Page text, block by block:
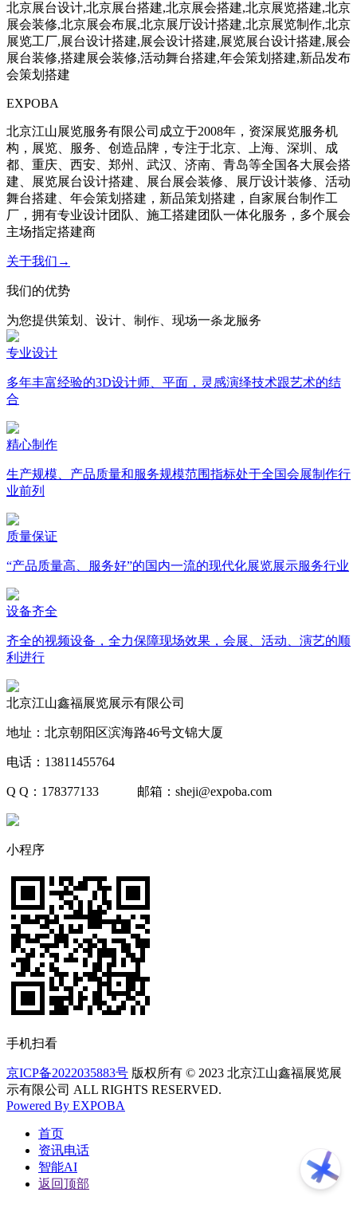
Customer first and professional first
北京展台设计,北京展台搭建,北京展会搭建,北京展览搭建,北京
展会装修,北京展会布展,北京展厅设计搭建,北京展览制作,北京
展览工厂,展台设计搭建,展会设计搭建,展览展台设计搭建,展会
展台装修,搭建展会装修,活动舞台搭建,年会策划搭建,新品发布
会策划搭建
EXPOBA
北京江山展览服务有限公司成立于2008年，资深展览服务机
构，展览、服务、创造品牌，专注于北京、上海、深圳、成
都、重庆、西安、郑州、武汉、济南、青岛等全国各大展会搭
建、展览展台设计搭建、展台展会装修、展厅设计装修、活动
舞台搭建、年会策划搭建，新品策划搭建，自家展台制作工
厂，拥有专业设计团队、施工搭建团队一体化服务，多个展会
主场指定搭建商
关于我们→
我们的优势
为您提供策划、设计、制作、现场一条龙服务
专业设计
多年丰富经验的3D设计师、平面，灵感演绎技术跟艺术的结
合
精心制作
生产规模、产品质量和服务规模范围指标处于全国会展制作行
业前列
质量保证
“产品质量高、服务好”的国内一流的现代化展览展示服务行业
设备齐全
齐全的视频设备，全力保障现场效果，会展、活动、演艺的顺
利进行
北京江山鑫福展览展示有限公司
地址：北京朝阳区滨海路46号文锦大厦
电话：13811455764
Q Q：178377133 邮箱：sheji@expoba.com
小程序
手机扫看
京ICP备2022035883号 版权所有 © 2023 北京江山鑫福展览展
示有限公司 ALL RIGHTS RESERVED.
Powered By EXPOBA
首页
资讯电话
智能AI
返回顶部